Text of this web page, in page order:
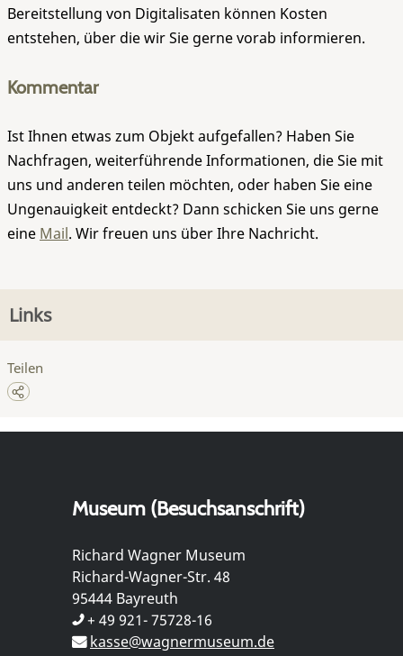
Bereitstellung von Digitalisaten können Kosten
entstehen, über die wir Sie gerne vorab informieren.
Kommentar
Ist Ihnen etwas zum Objekt aufgefallen? Haben Sie
Nachfragen, weiterführende Informationen, die Sie mit
uns und anderen teilen möchten, oder haben Sie eine
Ungenauigkeit entdeckt? Dann schicken Sie uns gerne
eine Mail. Wir freuen uns über Ihre Nachricht.
Links
Teilen
Museum (Besuchsanschrift)
Richard Wagner Museum
Richard-Wagner-Str. 48
95444 Bayreuth
+ 49 921- 75728-16
kasse@wagnermuseum.de